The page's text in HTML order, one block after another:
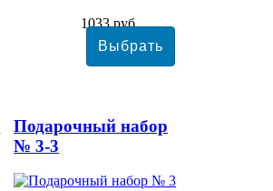
1033 руб
Подарочный набор
№ 3-3